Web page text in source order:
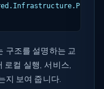
구조를 설명하는 교
컬 실행, 서비스,
지 보여 줍니다.